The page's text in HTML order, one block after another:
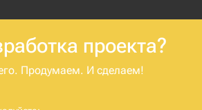
проекта?
Продумаем. И сделаем!